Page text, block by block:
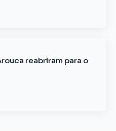
reabriram para o